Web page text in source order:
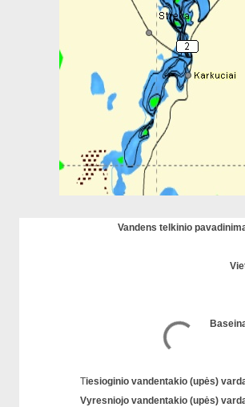
Vandens telkinio
Tiesioginio vandentakio (upės)
Vyresniojo vandentakio (upės)